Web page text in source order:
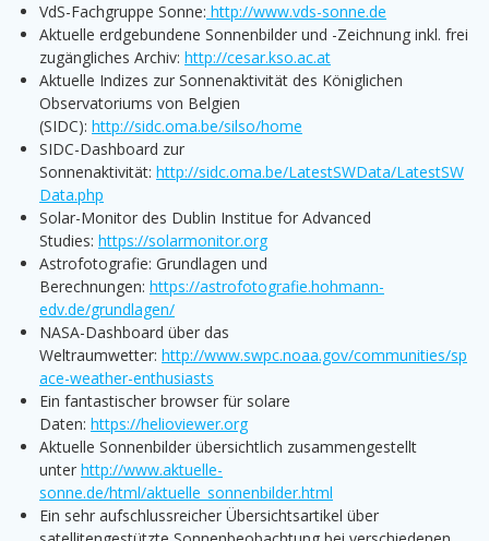
VdS-Fachgruppe Sonne: http://www.vds-sonne.de
Aktuelle erdgebundene Sonnenbilder und -Zeichnung inkl. frei
zugängliches Archiv: http://cesar.kso.ac.at
Aktuelle Indizes zur Sonnenaktivität des Königlichen
Observatoriums von Belgien
(SIDC): http://sidc.oma.be/silso/home
SIDC-Dashboard zur
Sonnenaktivität: http://sidc.oma.be/LatestSWData/LatestSW
Data.php
Solar-Monitor des Dublin Institue for Advanced
Studies: https://solarmonitor.org
Astrofotografie: Grundlagen und
Berechnungen: https://astrofotografie.hohmann-
edv.de/grundlagen/
NASA-Dashboard über das
Weltraumwetter: http://www.swpc.noaa.gov/communities/sp
ace-weather-enthusiasts
Ein fantastischer browser für solare
Daten: https://helioviewer.org
Aktuelle Sonnenbilder übersichtlich zusammengestellt
unter http://www.aktuelle-
sonne.de/html/aktuelle_sonnenbilder.html
Ein sehr aufschlussreicher Übersichtsartikel über